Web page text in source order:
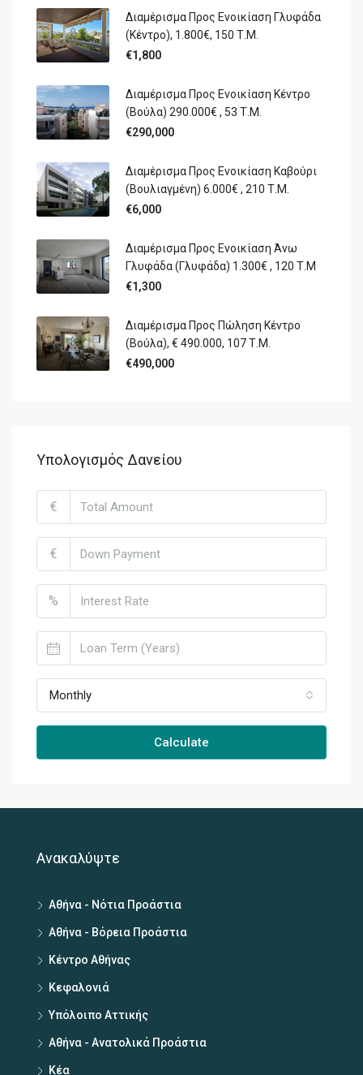
Διαμέρισμα Προς Ενοικίαση Γλυφάδα
(Κέντρο), 1.800€, 150 Τ.Μ.
€1,800
Διαμέρισμα Προς Ενοικίαση Κέντρο
(Βούλα) 290.000€ , 53 Τ.Μ.
€290,000
Διαμέρισμα Προς Ενοικίαση Καβούρι
(Βουλιαγμένη) 6.000€ , 210 Τ.Μ.
€6,000
Διαμέρισμα Προς Ενοικίαση Άνω
Γλυφάδα (Γλυφάδα) 1.300€ , 120 Τ.Μ
€1,300
Διαμέρισμα Προς Πώληση Κέντρο
(Βούλα), € 490.000, 107 Τ.μ.
€490,000
Υπολογισμός Δανείου
€
€
%
Monthly
Calculate
Ανακαλύψτε
Αθήνα - Νότια Προάστια
Αθήνα - Βόρεια Προάστια
Κέντρο Αθήνας
Κεφαλονιά
Υπόλοιπο Αττικής
Αθήνα - Ανατολικά Προάστια
Κέα